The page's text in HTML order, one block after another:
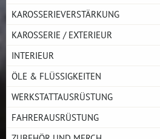
KAROSSERIEVERSTÄRKUNG
KAROSSERIE / EXTERIEUR
INTERIEUR
ÖLE & FLÜSSIGKEITEN
WERKSTATTAUSRÜSTUNG
FAHRERAUSRÜSTUNG